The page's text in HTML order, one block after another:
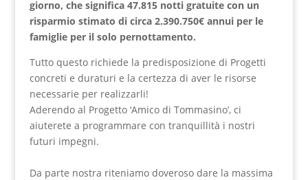
giorno, che significa 47.815 notti gratuite con un
risparmio stimato di circa 2.390.750€ annui per le
famiglie per il solo pernottamento.
Tutto questo richiede la predisposizione di Progetti
concreti e duraturi e la certezza di aver le risorse
necessarie per realizzarli!
Aderendo al Progetto ‘Amico di Tommasino’, ci
aiuterete a programmare con tranquillità i nostri
futuri impegni.
Da parte nostra riteniamo doveroso dare la massima